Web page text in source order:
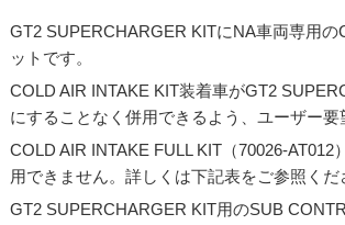
GT2 SUPERCHARGER KITにNA車両専用
ットです。
COLD AIR INTAKE KIT装着車がGT2
にすることなく併用できるよう、ユーザー要
COLD AIR INTAKE FULL KIT（70026-
用できません。詳しくは下記表をご参照くだ
GT2 SUPERCHARGER KIT用のSUB